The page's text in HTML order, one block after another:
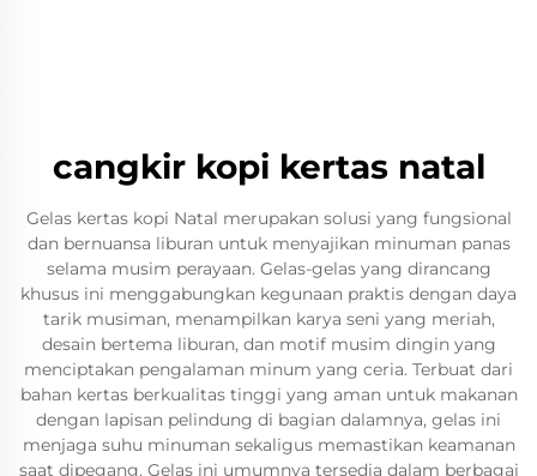
cangkir kopi kertas natal
Gelas kertas kopi Natal merupakan solusi yang fungsional
dan bernuansa liburan untuk menyajikan minuman panas
selama musim perayaan. Gelas-gelas yang dirancang
khusus ini menggabungkan kegunaan praktis dengan daya
tarik musiman, menampilkan karya seni yang meriah,
desain bertema liburan, dan motif musim dingin yang
menciptakan pengalaman minum yang ceria. Terbuat dari
bahan kertas berkualitas tinggi yang aman untuk makanan
dengan lapisan pelindung di bagian dalamnya, gelas ini
menjaga suhu minuman sekaligus memastikan keamanan
saat dipegang. Gelas ini umumnya tersedia dalam berbagai